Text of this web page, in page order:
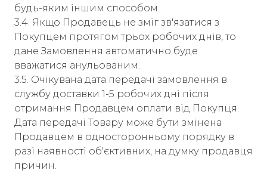
будь-яким іншим способом.
3.4. Якщо Продавець не зміг зв'язатися з
Покупцем протягом трьох робочих днів, то
дане Замовлення автоматично буде
вважатися анульованим.
3.5. Очікувана дата передачі замовлення в
службу доставки 1-5 робочих дні після
отримання Продавцем оплати від Покупця.
Дата передачі Товару може бути змінена
Продавцем в односторонньому порядку в
разі наявності об'єктивних, на думку продавця
причин.